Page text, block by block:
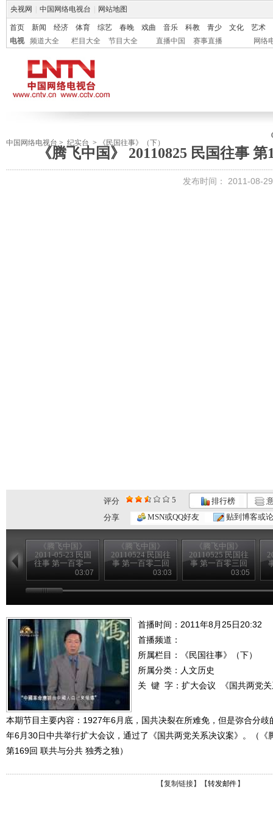
央视网 中国网络电视台 网站地图
首页 新闻 经济 体育 综艺 春晚 戏曲 音乐 科教 青少 文化
艺术
电视
频道大全 栏目大全 节目大全 直播中国 赛事直播 网络
中国网络电视台 > 纪实台 > 《民国往事》（下）
《腾飞中国》 20110825 民国往事
发布时间： 2011-08-
评分 5 排行榜
分享
MSN或QQ好友 贴到博客或
《腾飞中国》
2011-05-23 民国
往事 第一百零一
03:07
《腾飞中国》
20110524 民国往
事 第一百零二回
中共的一大
（下）
03:03
《腾飞中国》
20110525 民国往
事 第一百零三回
海员大罢工03:05
首播时间：2011年8月25日20:32
首播频道：
所属栏目：
《民国往事》（下）
所属分类：人文历史
关 键 字： 扩大会议 《国共两党
本期节目主要内容：1927年6月底，国共决裂在所难免，但是弥合分
年6月30日中共举行扩大会议，通过了《国共两党关系决议案》。（
第169回 联共与分共 独秀之独）
【复制链接】【转发邮件 】